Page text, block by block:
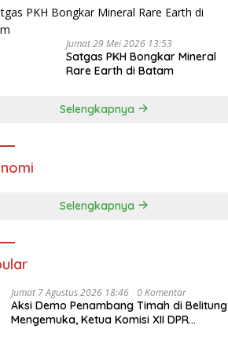
Bukti
Jumat 29 Mei 2026 13:53
Satgas PKH Bongkar Mineral
Selengkapnya
Selengkapnya
Jumat 7 Agustus 2026 18:46 0 Komentar
Aksi Demo Penambang Timah di Belitung
Mengemuka, Ketua Komisi XII DPR